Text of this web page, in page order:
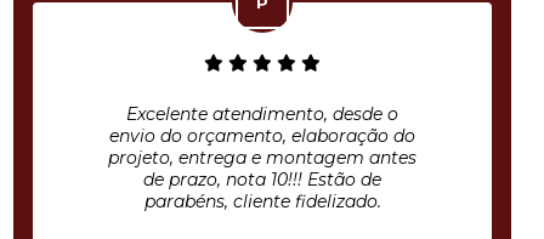
Excelente atendimento, desde o
envio do orçamento, elaboração do
projeto, entrega e montagem antes
de prazo, nota 10!!! Estão de
parabéns, cliente fidelizado.